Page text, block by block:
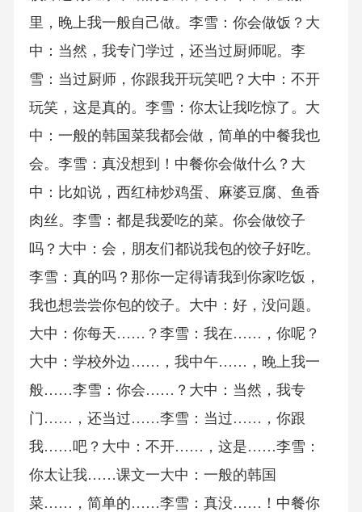
里，晚上我一般自己做。李雪：你会做饭？大
中：当然，我专门学过，还当过厨师呢。李
雪：当过厨师，你跟我开玩笑吧？大中：不开
玩笑，这是真的。李雪：你太让我吃惊了。大
中：一般的韩国菜我都会做，简单的中餐我也
会。李雪：真没想到！中餐你会做什么？大
中：比如说，西红柿炒鸡蛋、麻婆豆腐、鱼香
肉丝。李雪：都是我爱吃的菜。你会做饺子
吗？大中：会，朋友们都说我包的饺子好吃。
李雪：真的吗？那你一定得请我到你家吃饭，
我也想尝尝你包的饺子。大中：好，没问题。
大中：你每天……？李雪：我在……，你呢？
大中：学校外边……，我中午……，晚上我一
般……李雪：你会……？大中：当然，我专
门……，还当过……李雪：当过……，你跟
我……吧？大中：不开……，这是……李雪：
你太让我……课文一大中：一般的韩国
菜……，简单的……李雪：真没……！中餐你